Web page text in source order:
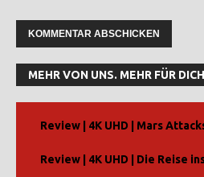
t
MEHR VON UNS. MEHR FÜR
Review | 4K UHD | Mars
Review | 4K UHD | Die Reise